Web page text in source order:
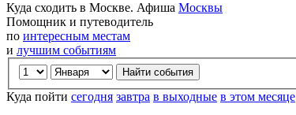
Куда сходить в Москве. Афиша Москвы
Помощник и путеводитель
по интересным местам
и лучшим событиям
Куда пойти сегодня завтра в выходные в этом месяце